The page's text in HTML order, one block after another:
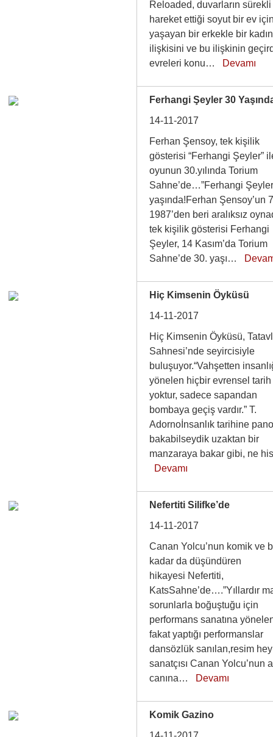
Reloaded, duvarların sürekli
hareket ettiği soyut bir ev
yaşayan bir erkekle bir
ilişkisini ve bu ilişkinin
evreleri konu… Devamı
Ferhangi Şeyler 30
14-11-2017
Ferhan Şensoy, tek kişilik
gösterisi “Ferhangi Şeyler”
oyunun 30.yılında Torium
Sahne’de…”Ferhangi
yaşında!Ferhan Şensoy’un
1987’den beri aralıksız
tek kişilik gösterisi Ferhangi
Şeyler, 14 Kasım’da Torium
Sahne’de 30. yaşı…
Hiç Kimsenin Öyküsü
14-11-2017
Hiç Kimsenin Öyküsü,
Sahnesi’nde seyircisiyle
buluşuyor.“Vahşetten
yönelen hiçbir evrensel tarih
yoktur, sadece sapandan
bombaya geçiş vardır.” T.
Adornoİnsanlık tarihine
bakabilseydik uzaktan bir
manzaraya bakar gibi, ne
Devamı
Nefertiti Silifke’de
14-11-2017
Canan Yolcu’nun komik ve
kadar da düşündüren
hikayesi Nefertiti,
KatsSahne’de….”Yıllardır
sorunlarla boğuştuğu için
performans sanatına
fakat yaptığı performanslar
dansözlük sanılan,resim
sanatçısı Canan Yolcu’nun
canına… Devamı
Komik Gazino